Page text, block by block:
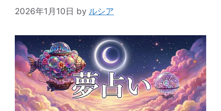
2026年1月10日 by ルシア